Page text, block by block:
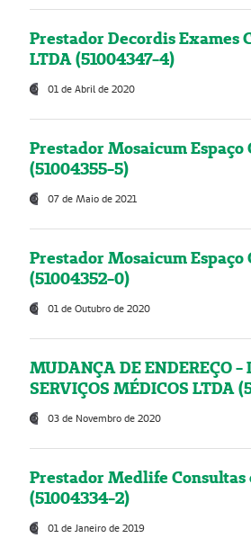
Prestador Decordis Exames
LTDA (51004347-4)
01 de Abril de 2020
Prestador Mosaicum
(51004355-5)
07 de Maio de 2021
Prestador Mosaicum
(51004352-0)
01 de Outubro de 2020
MUDANÇA DE ENDEREÇO -
SERVIÇOS MÉDICOS LTDA
03 de Novembro de 2020
Prestador Medlife Consultas
(51004334-2)
01 de Janeiro de 2019